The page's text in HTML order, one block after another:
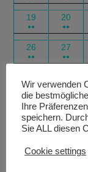
19
●●
20
●●
26
●●
27
●●
Subscribe
in
Google
in
Wir verwenden
die
Ihre
speichern.
Sie ALL diesen
Cookie settings